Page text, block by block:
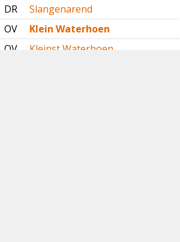
DR
Slangenarend
OV
Klein Waterhoen
OV
Kleinst Waterhoen